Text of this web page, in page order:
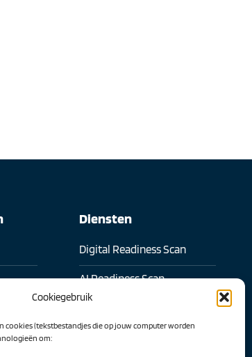
Cookiegebruik
cookies (tekstbestandjes die op jouw computer worden
om:
Diensten
Digital Readiness Scan
AI Readiness Scan